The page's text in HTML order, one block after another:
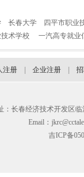
长春大学 四平市职业
术学校 一汽高专就业
注册 企业注册
：长春经济技术开发区
Email：
吉ICP备